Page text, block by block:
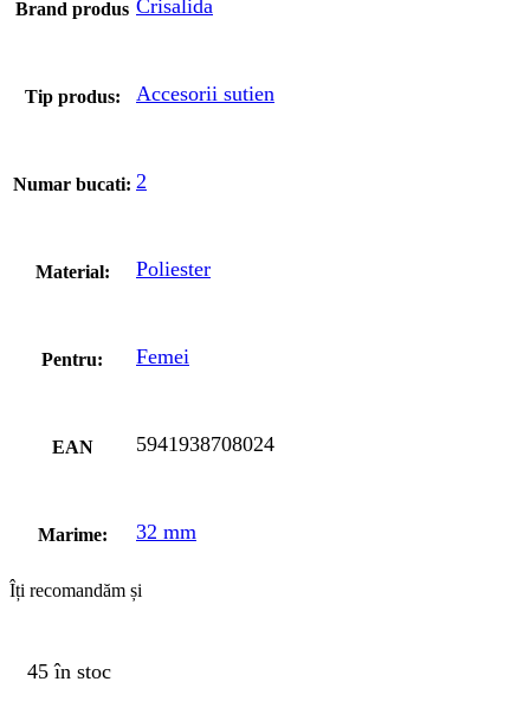
Brand produs Crisalida
Tip produs: Accesorii sutien
Numar bucati: 2
Material: Poliester
Pentru: Femei
EAN 5941938708024
Marime: 32 mm
Îți recomandăm și
45 în stoc